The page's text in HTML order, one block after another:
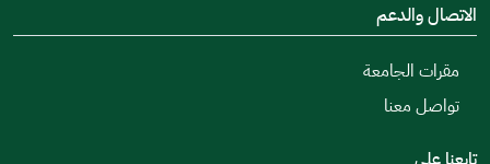
الاتصال والدعم
مقرات الجامعة
تواصل معنا